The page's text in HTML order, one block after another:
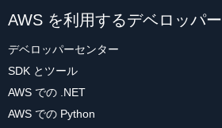
AWS を利用するデベロッパー
デベロッパーセンター
SDK とツール
AWS での .NET
AWS での Python